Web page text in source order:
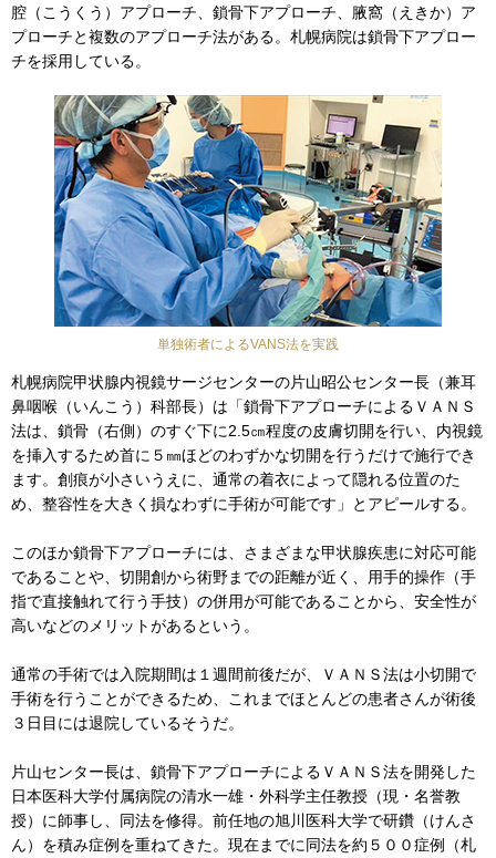
腔（こうくう）アプローチ、鎖骨下アプローチ、腋窩（えきか）ア
プローチと複数のアプローチ法がある。札幌病院は鎖骨下アプロー
チを採用している。
単独術者によるVANS法を実践
札幌病院甲状腺内視鏡サージセンターの片山昭公センター長（兼耳
鼻咽喉（いんこう）科部長）は「鎖骨下アプローチによるＶＡＮＳ
法は、鎖骨（右側）のすぐ下に2.5㎝程度の皮膚切開を行い、内視鏡
を挿入するため首に５㎜ほどのわずかな切開を行うだけで施行でき
ます。創痕が小さいうえに、通常の着衣によって隠れる位置のた
め、整容性を大きく損なわずに手術が可能です」とアピールする。
このほか鎖骨下アプローチには、さまざまな甲状腺疾患に対応可能
であることや、切開創から術野までの距離が近く、用手的操作（手
指で直接触れて行う手技）の併用が可能であることから、安全性が
高いなどのメリットがあるという。
通常の手術では入院期間は１週間前後だが、ＶＡＮＳ法は小切開で
手術を行うことができるため、これまでほとんどの患者さんが術後
３日目には退院しているそうだ。
片山センター長は、鎖骨下アプローチによるＶＡＮＳ法を開発した
日本医科大学付属病院の清水一雄・外科学主任教授（現・名誉教
授）に師事し、同法を修得。前任地の旭川医科大学で研鑽（けんさ
ん）を積み症例を重ねてきた。現在までに同法を約５００症例（札